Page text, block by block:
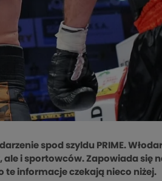
spod szyldu PRIME.
i sportowców. Zapowiada się
te informacje czekają nieco niżej.